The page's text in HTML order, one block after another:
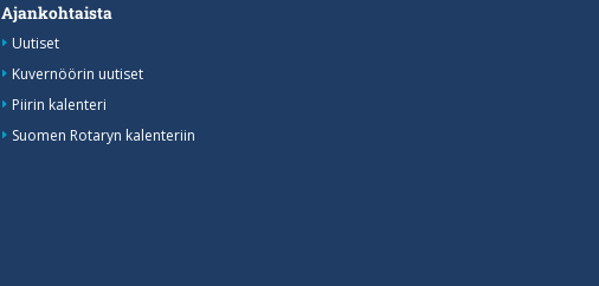
Ajankohtaista
Uutiset
Kuvernöörin uutiset
Piirin kalenteri
Suomen Rotaryn kalenteriin